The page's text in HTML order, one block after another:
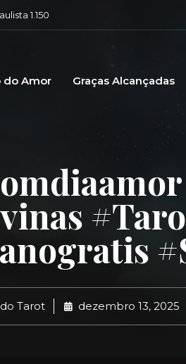
1.150
do Amor Graças Alcançadas
Tarot dezembro 13, 2025